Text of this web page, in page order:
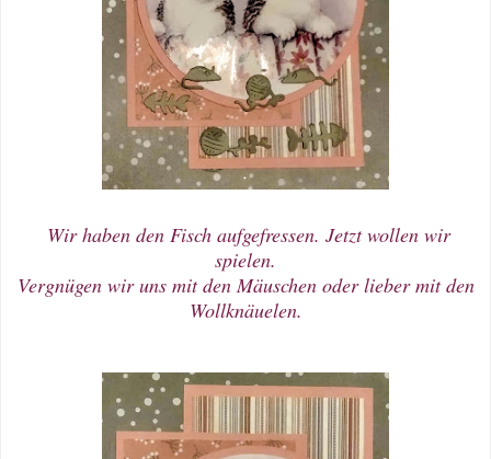
Wir haben den Fisch aufgefressen. Jetzt wollen wir
spielen.
Vergnügen wir uns mit den Mäuschen oder lieber mit den
Wollknäuelen.